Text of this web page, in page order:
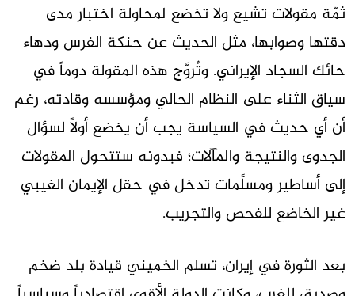
ثمّة مقولات تشيع ولا تخضع لمحاولة اختبار مدى
دقتها وصوابها، مثل الحديث عن حنكة الفرس ودهاء
حائك السجاد الإيراني. وتُروَّج هذه المقولة دوماً في
سياق الثناء على النظام الحالي ومؤسسه وقادته، رغم
أن أي حديث في السياسة يجب أن يخضع أولاً لسؤال
الجدوى والنتيجة والمآلات؛ فبدونه ستتحول المقولات
إلى أساطير ومسلَّمات تدخل في حقل الإيمان الغيبي
غير الخاضع للفحص والتجريب.
بعد الثورة في إيران، تسلم الخميني قيادة بلد ضخم